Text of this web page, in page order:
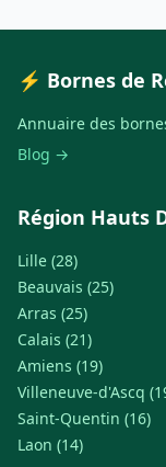
⚡ Bornes de
Annuaire des
Blog →
Région Hauts
Lille (28)
Beauvais (25)
Arras (25)
Calais (21)
Amiens (19)
Villeneuve-d'Ascq
Saint-Quentin (16)
Laon (14)